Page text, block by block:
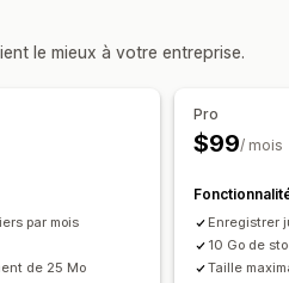
Listes multiples
le mieux à votre entreprise.
par mois
de 25 Mo
Pro
$99/ mois
Enregistrer
10 Go de
Taille